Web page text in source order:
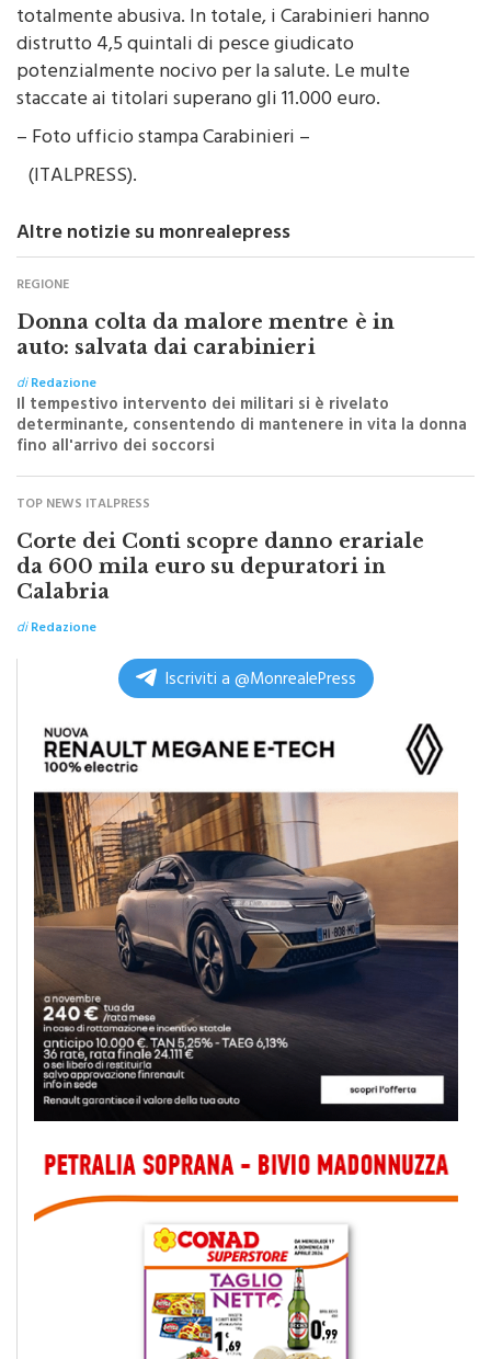
sequestro di un’intera ala del locale, risultata
totalmente abusiva. In totale, i Carabinieri hanno
distrutto 4,5 quintali di pesce giudicato
potenzialmente nocivo per la salute. Le multe
staccate ai titolari superano gli 11.000 euro.
– Foto ufficio stampa Carabinieri –
Altre notizie su monrealepress
REGIONE
Donna colta da malore mentre è in
auto: salvata dai carabinieri
di Redazione
Il tempestivo intervento dei militari si è rivelato
determinante, consentendo di mantenere in vita la donna
fino all'arrivo dei soccorsi
TOP NEWS ITALPRESS
Corte dei Conti scopre danno erariale
da 600 mila euro su depuratori in
Calabria
di